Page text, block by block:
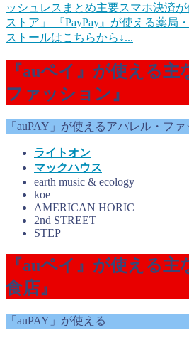
ッシュレスまとめ主要スマホ決済
ストア」 『PayPay』が使える薬局
ストールはこちらから↓...
『auペイ』が使える主
ファッション』
「auPAY」が使えるアパレル・フ
ライトオン
マックハウス
earth music & ecology
koe
AMERICAN HORIC
2nd STREET
STEP
『auペイ』が使える主
食店』
「auPAY」が使える